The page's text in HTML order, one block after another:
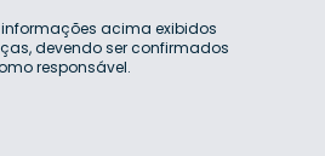
informações acima exibidos
devendo ser confirmados
responsável.